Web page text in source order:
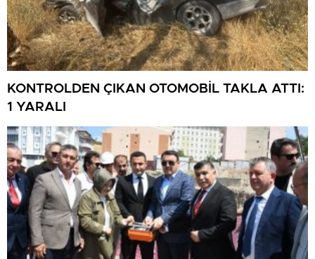
KONTROLDEN ÇIKAN OTOMOBİL TAKLA ATTI:
1 YARALI